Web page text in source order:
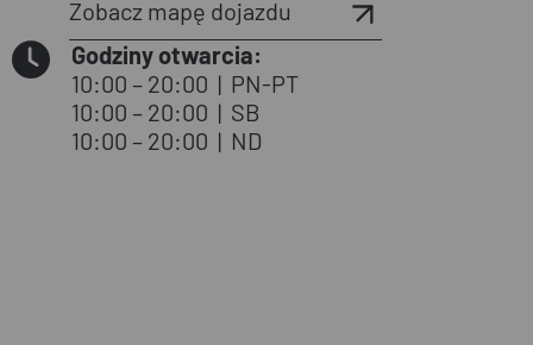
Zobacz mapę dojazdu
Godziny otwarcia:
10:00 – 20:00 |PN-PT
10:00 – 20:00 |SB
10:00 – 20:00 |ND